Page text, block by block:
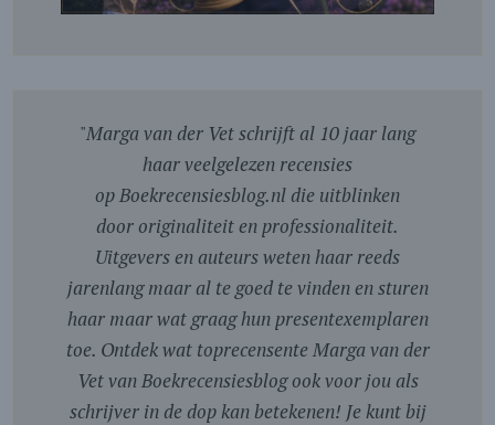
"Marga van der Vet schrijft al 10 jaar lang
haar veelgelezen recensies
op Boekrecensiesblog.nl die uitblinken
door originaliteit en professionaliteit.
Uitgevers en auteurs weten haar reeds
jarenlang maar al te goed te vinden en sturen
haar maar wat graag hun presentexemplaren
toe. Ontdek wat toprecensente Marga van der
Vet van Boekrecensiesblog ook voor jou als
schrijver in de dop kan betekenen! Je kunt bij